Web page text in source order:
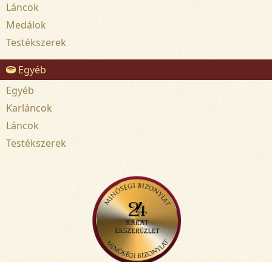
Láncok
Medálok
Testékszerek
Egyéb
Egyéb
Karláncok
Láncok
Testékszerek